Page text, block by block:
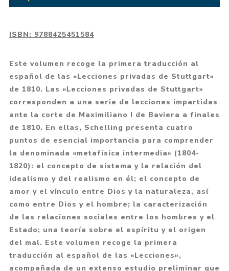
ISBN: 9788425451584
Este volumen recoge la primera traducción al
español de las «Lecciones privadas de Stuttgart»
de 1810. Las «Lecciones privadas de Stuttgart»
corresponden a una serie de lecciones impartidas
ante la corte de Maximiliano I de Baviera a finales
de 1810. En ellas, Schelling presenta cuatro
puntos de esencial importancia para comprender
la denominada «metafísica intermedia» (1804-
1820): el concepto de sistema y la relación del
idealismo y del realismo en él; el concepto de
amor y el vínculo entre Dios y la naturaleza, así
como entre Dios y el hombre; la caracterización
de las relaciones sociales entre los hombres y el
Estado; una teoría sobre el espíritu y el origen
del mal. Este volumen recoge la primera
traducción al español de las «Lecciones»,
acompañada de un extenso estudio preliminar que